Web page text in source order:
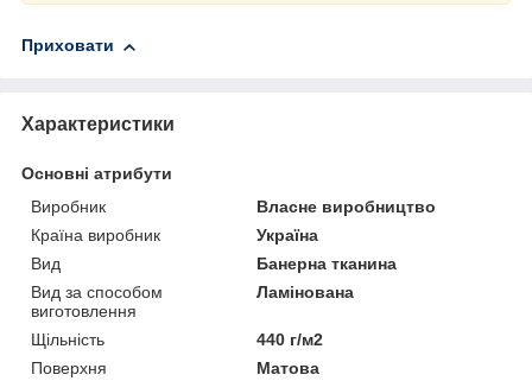
Приховати
Характеристики
Основні атрибути
Виробник
Власне виробництво
Країна виробник
Україна
Вид
Банерна тканина
Вид за способом
виготовлення
Ламінована
Щільність
440 г/м2
Поверхня
Матова